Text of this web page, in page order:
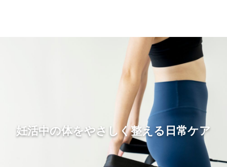
妊活中の体をやさしく整える日常ケア